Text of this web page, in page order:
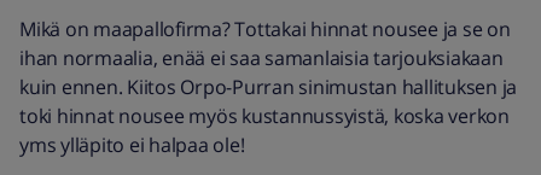
Mikä on maapallofirma? Tottakai hinnat nousee ja se on
ihan normaalia, enää ei saa samanlaisia tarjouksiakaan
kuin ennen. Kiitos Orpo-Purran sinimustan hallituksen ja
toki hinnat nousee myös kustannussyistä, koska verkon
yms ylläpito ei halpaa ole!